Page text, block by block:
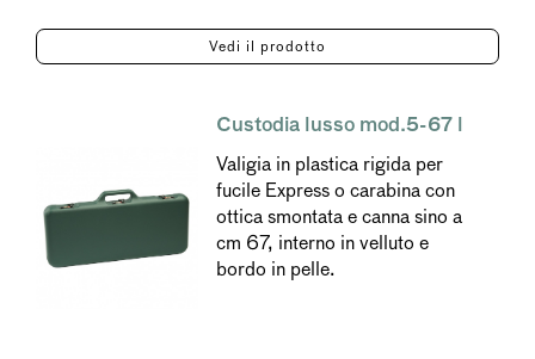
Vedi il prodotto
Custodia lusso mod.5-67 l
Valigia in plastica rigida per
fucile Express o carabina con
ottica smontata e canna sino a
cm 67, interno in velluto e
bordo in pelle.